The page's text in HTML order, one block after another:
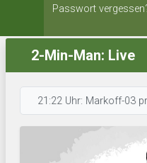
Passwort
2-Min-Man: Live
21:22 Uhr: Markoff-03 prüft